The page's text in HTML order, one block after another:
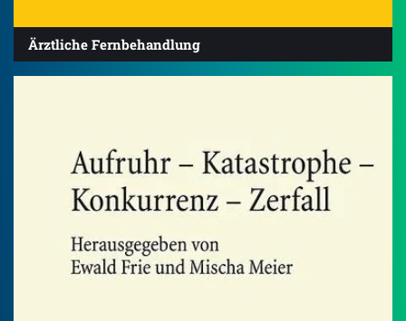
Ärztliche Fernbehandlung